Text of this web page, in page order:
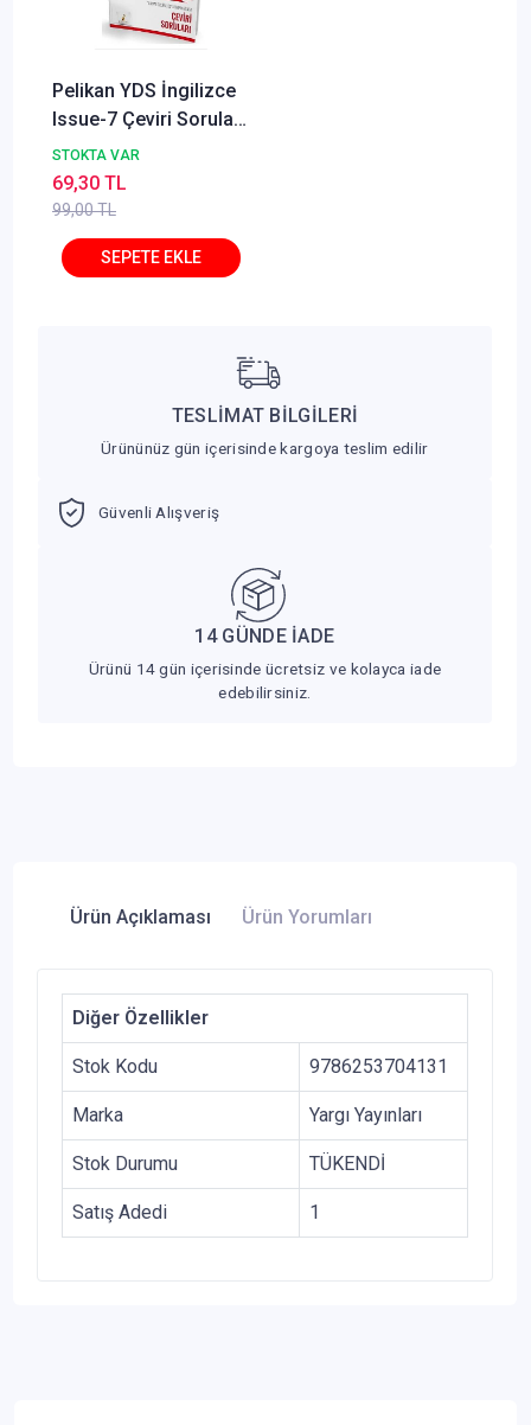
Pelikan YDS İngilizce
Issue-7 Çeviri Soruları
Pelikan Yayınları
STOKTA VAR
99,00 TL
69,30 TL
TESLİMAT BİLGİLERİ
Ürününüz gün içerisinde kargoya teslim edilir
Güvenli Alışveriş
14 GÜNDE İADE
Ürünü 14 gün içerisinde ücretsiz ve kolayca iade
edebilirsiniz.
Ürün Açıklaması Ürün Yorumları
Diğer Özellikler
Stok Kodu 9786253704131
Marka Yargı Yayınları
Stok Durumu TÜKENDİ
Satış Adedi 1